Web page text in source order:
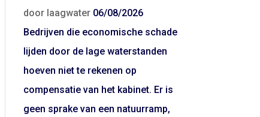
door laagwater 06/08/2026
Bedrijven die economische schade
lijden door de lage waterstanden
hoeven niet te rekenen op
compensatie van het kabinet. Er is
geen sprake van een natuurramp,